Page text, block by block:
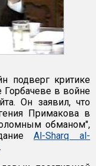
подверг критике
в войне
Он заявил, что
Примакова в
обманом",
Al-Sharq al-